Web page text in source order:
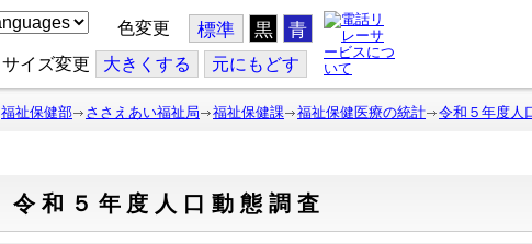
色変更 標準 黒 青
サイズ変更 大きくする 元にもどす
福祉保健部 ささえあい福祉局 福祉保健課 福祉保健医療の統計 令和５年度人
令和５年度人口動態調査